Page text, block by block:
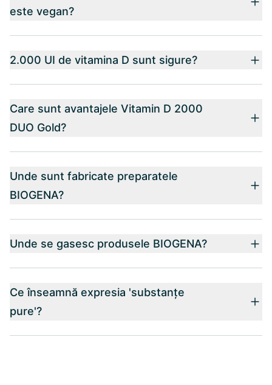
este vegan?
2.000 UI de vitamina D sunt sigure?
Care sunt avantajele Vitamin D 2000
DUO Gold?
Unde sunt fabricate preparatele
BIOGENA?
Unde se gasesc produsele BIOGENA?
Ce înseamnă expresia 'substanțe
pure'?